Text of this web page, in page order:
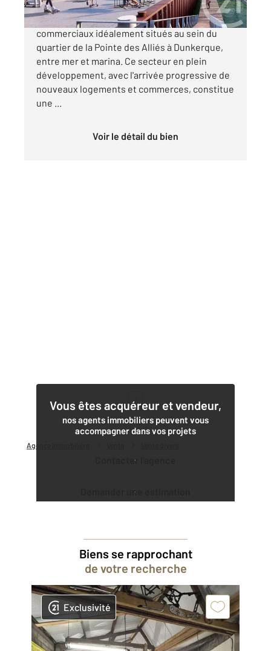
Agence immobilière
Century 21 vous propose des locaux
commerciaux idéalement situés au sein du
quartier de la Pointe des Alliés à Dunkerque,
entre mer et marina. Ce secteur en plein
développement, avec l'arrivée progressive de
nouveaux logements et commerces, constitue
une ...
Voir le détail du bien
Vous êtes acquéreur et vendeur,
nos agents immobiliers peuvent vous
accompagner dans vos projets
Contacter l'agence
Demander une estimation
1
Biens se rapprochant
de votre recherche
Exclusivité